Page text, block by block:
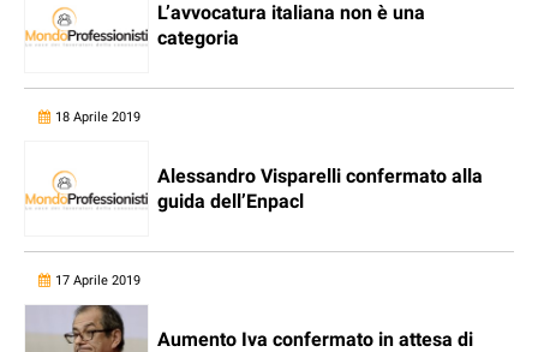
L’avvocatura italiana non è una
categoria
18 Aprile 2019
Alessandro Visparelli confermato alla
guida dell’Enpacl
17 Aprile 2019
Aumento Iva confermato in attesa di